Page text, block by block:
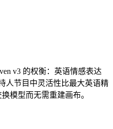
v3 的权衡：英语情感表达
人节目中灵活性比最大英语精
模型而无需重建画布。